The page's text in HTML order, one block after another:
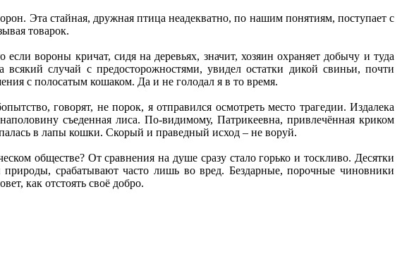
Эта стайная, дружная птица неадекватно, по нашим понятиям, поступает с
товарок.
вороны кричат, сидя на деревьях, значит, хозяин охраняет добычу и туда
случай с предосторожностями, увидел остатки дикой свиньи, почти
с полосатым кошаком. Да и не голодал я в то время.
говорят, не порок, я отправился осмотреть место трагедии. Издалека
съеденная лиса. По-видимому, Патрикеевна, привлечённая криком
в лапы кошки. Скорый и праведный исход – не воруй.
обществе? От сравнения на душе сразу стало горько и тоскливо. Десятки
срабатывают часто лишь во вред. Бездарные, порочные чиновники
как отстоять своё добро.